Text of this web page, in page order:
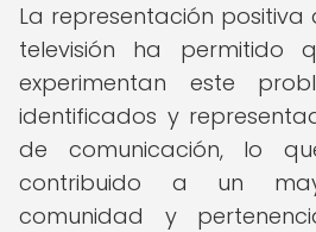
La representación positiva
televisión ha permitido
experimentan este
identificados y
de comunicación, lo
contribuido a un
comunidad y